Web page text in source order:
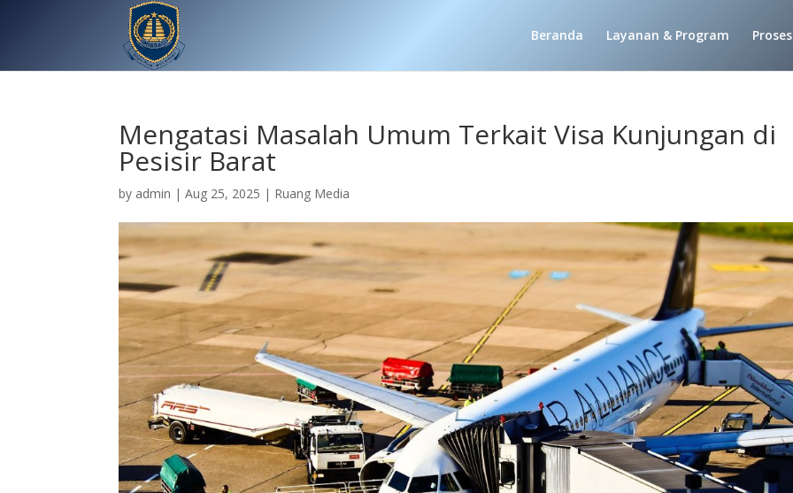
Beranda Layanan & Program
Mengatasi Masalah Umum Terkait Visa Kunjungan di
Pesisir Barat
by admin |Aug 25, 2025 | Ruang Media